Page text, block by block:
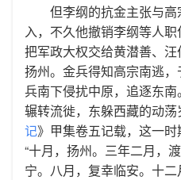
但李纲的抗金主张与
入，不久他撤销李纲等人
把军政大权交给黄潜善、
扬州。金兵得知高宗南逃
兵南下侵扰中原，追逐东
辗转流徙，东躲西藏的动
记》甲集卷五记载，这一
“十月，扬州。三年二月，
宁。八月，复幸临安。十二